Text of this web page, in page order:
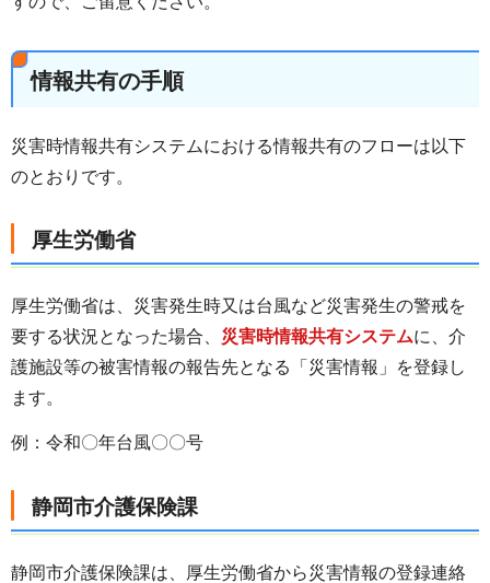
情報共有の手順
災害時情報共有システムにおける情報共有のフローは以下
のとおりです。
厚生労働省
厚生労働省は、災害発生時又は台風など災害発生の警戒を
要する状況となった場合、 災害時情報共有システムに、介
護施設等の被害情報の報告先となる「災害情報」を登録し
ます。
例：令和〇年台風〇〇号
静岡市介護保険課
静岡市介護保険課は、厚生労働省から災害情報の登録連絡